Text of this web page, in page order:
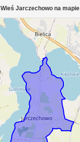
Wieś Jarczechowo na mapie